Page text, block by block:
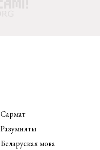
Сармат
Разумняты
Беларуская мова